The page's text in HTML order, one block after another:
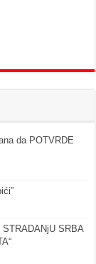
da POTVRDE
SRBA